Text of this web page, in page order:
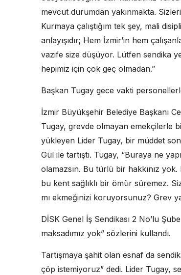
mevcut durumdan yakınmakta.
Kurmaya çalıştığım tek şey, mali
anlayışıdır; Hem İzmir’in hem
vazife size düşüyor. Lütfen sendika
hepimiz için çok geç olmadan.”
Başkan Tugay gece vakti
İzmir Büyükşehir Belediye Başkanı
Tugay, grevde olmayan emekçilerle
yükleyen Lider Tugay, bir müddet
Gül ile tartıştı. Tugay, “Buraya ne
olamazsın. Bu türlü bir hakkınız
bu kent sağlıklı bir ömür süremez.
mı ekmeğinizi koruyorsunuz? Grev
DİSK Genel İş Sendikası 2 No’lu
maksadımız yok” sözlerini kullandı.
Tartışmaya şahit olan esnaf da
çöp istemiyoruz” dedi. Lider Tugay,